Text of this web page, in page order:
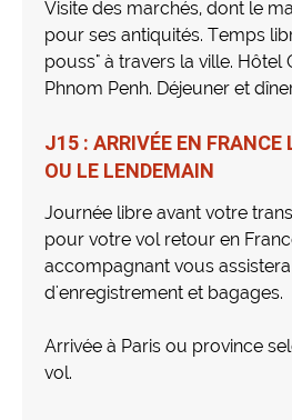
Visite des marchés, dont le
pour ses antiquités. Temps
pouss" à travers la ville. Hôtel
Phnom Penh. Déjeuner et
J15 : ARRIVÉE EN FRANCE
OU LE LENDEMAIN
Journée libre avant votre
pour votre vol retour en
accompagnant vous
d'enregistrement et bagages.
Arrivée à Paris ou province
vol.